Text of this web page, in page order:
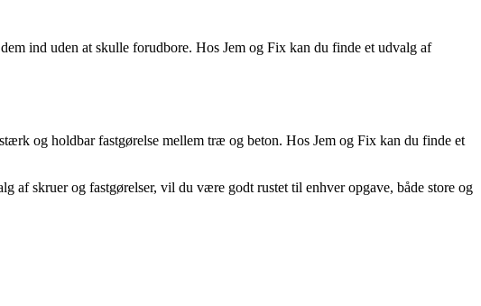
ind uden at skulle forudbore. Hos Jem og Fix kan du finde et udvalg af
og holdbar fastgørelse mellem træ og beton. Hos Jem og Fix kan du finde et
af skruer og fastgørelser, vil du være godt rustet til enhver opgave, både store og